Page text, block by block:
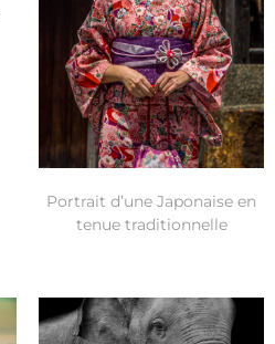
Portrait d’une Japonaise en
tenue traditionnelle